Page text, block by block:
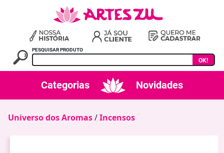
PESQUISAR PRODUTO
OK!
Categorias Novidades
Universo dos Aromas/Incensos